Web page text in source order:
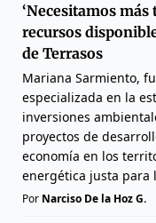
‘Necesitamos
recursos
de Terrasos
Mariana Sarmiento,
especializada en la
inversiones
proyectos de
economía en los
energética justa para
Por Narciso De la Hoz G.